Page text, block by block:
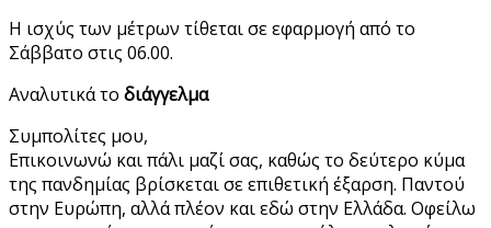
Η ισχύς των μέτρων τίθεται σε εφαρμογή από το
Σάββατο στις 06.00.
Αναλυτικά το διάγγελμα
Συμπολίτες μου,
Επικοινωνώ και πάλι μαζί σας, καθώς το δεύτερο κύμα
της πανδημίας βρίσκεται σε επιθετική έξαρση. Παντού
στην Ευρώπη, αλλά πλέον και εδώ στην Ελλάδα. Οφείλω